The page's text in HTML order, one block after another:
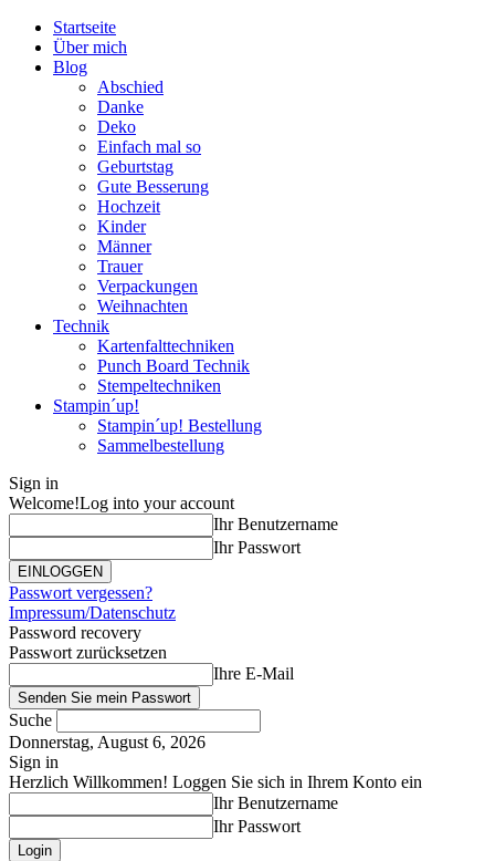
Startseite
Über mich
Blog
Abschied
Danke
Deko
Einfach mal so
Geburtstag
Gute Besserung
Hochzeit
Kinder
Männer
Trauer
Verpackungen
Weihnachten
Technik
Kartenfalttechniken
Punch Board Technik
Stempeltechniken
Stampin´up!
Stampin´up! Bestellung
Sammelbestellung
Sign in
Welcome!Log into your account
Ihr Benutzername
Ihr Passwort
Passwort vergessen?
Impressum/Datenschutz
Password recovery
Passwort zurücksetzen
Ihre E-Mail
Suche
Donnerstag, August 6, 2026
Sign in
Herzlich Willkommen! Loggen Sie sich in Ihrem Konto ein
Ihr Benutzername
Ihr Passwort